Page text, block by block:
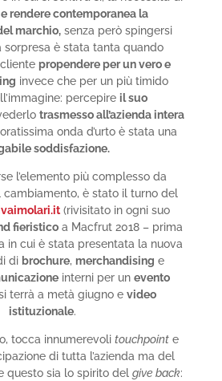
rendere contemporanea la
marchio,senza però spingersi
sorpresa è stata tanta quando
propendere per un vero e
invece che per un più timido
percepire il suo
trasmesso all’azienda intera
onda d’urto è stata una
soddisfazione.
l’elemento più complesso da
cambiamento, è stato il turno del
(rivisitato in ogni suo
fieristicoa Macfrut 2018 – prima
in cui è stata presentata la nuova
di brochure, merchandising e
interni per un evento
terrà a metà giugno e video
istituzionale.
tocca innumerevolitouchpoint e
di tutta l’azienda ma del
questo sia lo spirito del give back: